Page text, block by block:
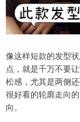
像这样短款的发型
点，就是千万不要
松感，尤其是两侧
很好看的轮廓走向
向。